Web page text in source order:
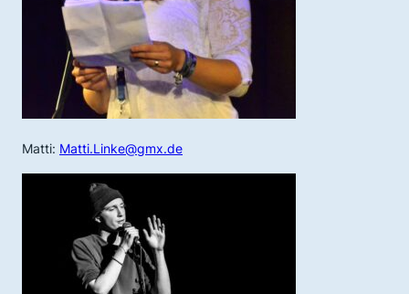
Matti: Matti.Linke@gmx.de